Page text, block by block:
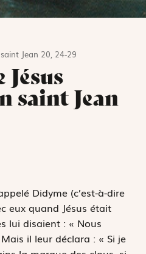
Jean 20, 24-29
Jésus
saint Jean
Didyme (c’est-à-dire
eux quand Jésus était
lui disaient : « Nous
il leur déclara : « Si je